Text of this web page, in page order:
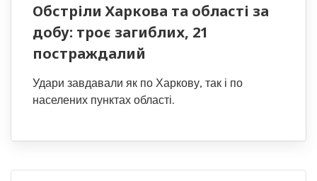
Обстріли Харкова та області за
добу: троє загиблих, 21
постраждалий
Удари завдавали як по Харкову, так і по
населених пунктах області.